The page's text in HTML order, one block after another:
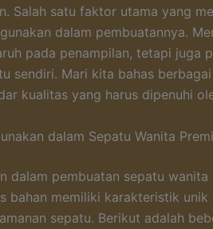
Salah satu faktor utama yang
dalam pembuatannya.
pada penampilan, tetapi juga
sendiri. Mari kita bahas
kualitas yang harus dipenuhi
dalam Sepatu Wanita
dalam pembuatan sepatu
bahan memiliki karakteristik unik
sepatu. Berikut adalah